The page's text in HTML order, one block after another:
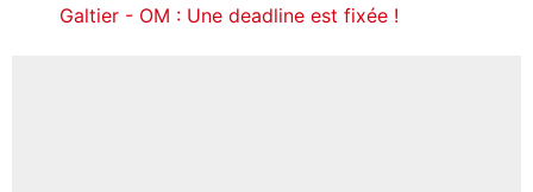
Galtier - OM : Une deadline est fixée !